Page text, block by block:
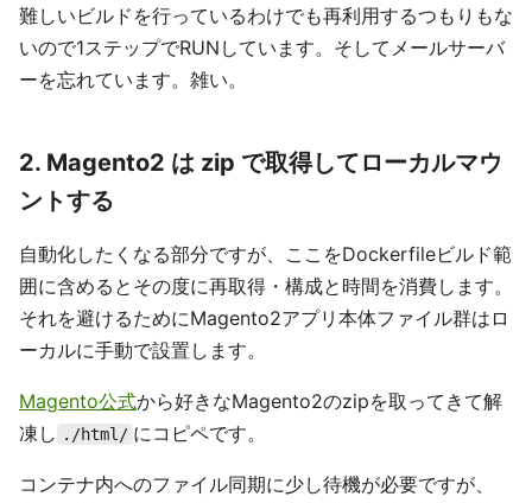
難しいビルドを行っているわけでも再利用するつもりもな
いので1ステップでRUNしています。そしてメールサーバ
ーを忘れています。雑い。
2. Magento2 は zip で取得してローカルマウ
ントする
自動化したくなる部分ですが、ここをDockerfileビルド範
囲に含めるとその度に再取得・構成と時間を消費します。
それを避けるためにMagento2アプリ本体ファイル群はロ
ーカルに手動で設置します。
Magento公式から好きなMagento2のzipを取ってきて解
凍し ./html/ にコピペです。
コンテナ内へのファイル同期に少し待機が必要ですが、